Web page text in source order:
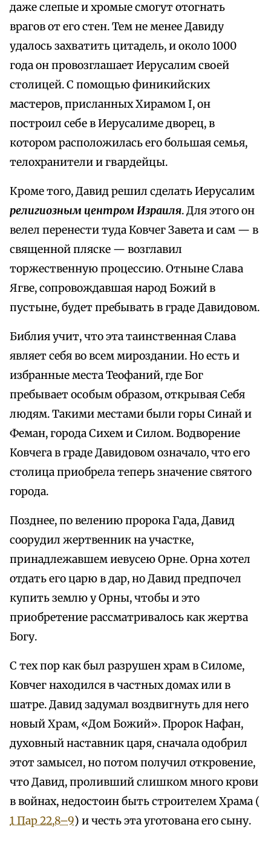
даже слепые и хромые смогут отогнать
врагов от его стен. Тем не менее Давиду
удалось захватить цитадель, и около 1000
года он провозглашает Иерусалим своей
столицей. С помощью финикийских
мастеров, присланных Хирамом I, он
построил себе в Иерусалиме дворец, в
котором расположилась его большая семья,
телохранители и гвардейцы.
Кроме того, Давид решил сделать Иерусалим
религиозным центром Израиля. Для этого он
велел перенести туда Ковчег Завета и сам — в
священной пляске — возглавил
торжественную процессию. Отныне Слава
Ягве, сопровождавшая народ Божий в
пустыне, будет пребывать в граде Давидовом.
Библия учит, что эта таинственная Слава
являет себя во всем мироздании. Но есть и
избранные места Теофаний, где Бог
пребывает особым образом, открывая Себя
людям. Такими местами были горы Синай и
Феман, города Сихем и Силом. Водворение
Ковчега в граде Давидовом означало, что его
столица приобрела теперь значение святого
города.
Позднее, по велению пророка Гада, Давид
соорудил жертвенник на участке,
принадлежавшем иевусею Орне. Орна хотел
отдать его царю в дар, но Давид предпочел
купить землю у Орны, чтобы и это
приобретение рассматривалось как жертва
Богу.
С тех пор как был разрушен храм в Силоме,
Ковчег находился в частных домах или в
шатре. Давид задумал воздвигнуть для него
новый Храм, «Дом Божий». Пророк Нафан,
духовный наставник царя, сначала одобрил
этот замысел, но потом получил откровение,
что Давид, проливший слишком много крови
в войнах, недостоин быть строителем Храма (
1 Пар 22,8–9) и честь эта уготована его сыну.